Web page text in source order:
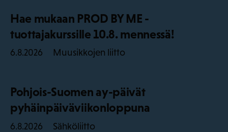
Hae mukaan PROD BY ME -
tuottajakurssille 10.8. mennessä!
6.8.2026 Muusikkojen liitto
Pohjois-Suomen ay-päivät
pyhäinpäiväviikonloppuna
6.8.2026 Sähköliitto